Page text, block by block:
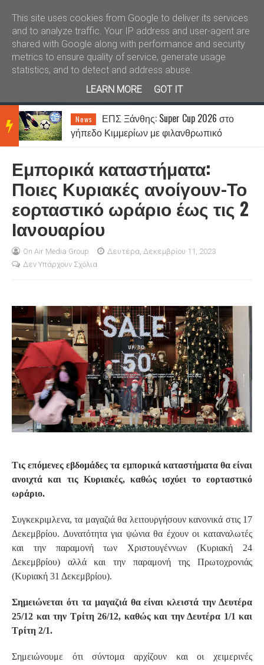
Καλώς ήλθατε Kral News
BRE
AKIN
NEW
News
ΕΠΣ Ξάνθης: Super Cup 2026 στο
γήπεδο Κιμμερίων με φιλανθρωπικό
Εμπορικά καταστήματα:
Ποιες Κυριακές ανοίγουν-Το
εορταστικό ωράριο έως τις 2
Ιανουαρίου
On Air Media Group
Δευτέρα, Δεκεμβρίου 11, 2023
Δεν Υπάρχουν Σχόλια
Τις επόμενες εβδομάδες τα εμπορικά καταστήματα θα είναι
ανοιχτά και τις Κυριακές, καθώς ισχύει το εορταστικό
ωράριο.
Συγκεκριμλενα, τα μαγαζιά θα λειτουργήσουν κανονικά στις 17
Δεκεμβρίου. Δυνατότητα για ψώνια θα έχουν οι καταναλωτές
και την παραμονή των Χριστουγέννων (Κυριακή 24
Δεκεμβρίου) αλλά και την παραμονή της Πρωτοχρονιάς
(Κυριακή 31 Δεκεμβρίου).
Σημειώνεται ότι τα μαγαζιά θα είναι κλειστά την Δευτέρα
25/12 και την Τρίτη 26/12, καθώς και την Δευτέρα 1/1 και
Τρίτη 2/1.
Σημειώνουμε ότι σύντομα αρχίζουν και οι χειμερινές
This site uses cookies from Google to deliver its services
and to analyze traffic. Your IP address and user-agent are
shared with Google along with performance and security
metrics to ensure quality of service, generate usage
statistics, and to detect and address abuse.
LEARN MORE
GOT IT